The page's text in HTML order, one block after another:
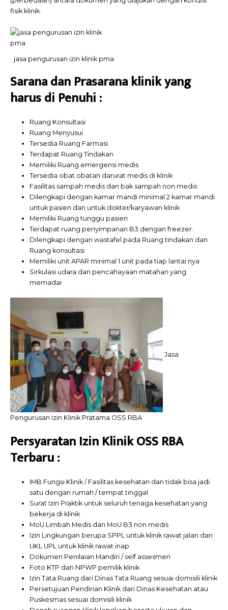
fisik klinik.
jasa pengurusan izin klinik pma
Sarana dan Prasarana klinik yang
harus di Penuhi :
Ruang Konsultasi
Ruang Menyusui
Tersedia Ruang Farmasi
Terdapat Ruang Tindakan
Memiliki Ruang emergensi medis
Tersedia obat obatan darurat medis di klinik
Fasilitas sampah medis dan bak sampah non medis
Dilengkapi dengan kamar mandi minimal 2 kamar mandi
untuk pasien dan untuk dokter/karyawan klinik
Memiliki Ruang tunggu pasien
Terdapat ruang penyimpanan B3 dengan freezer.
Dilengkapi dengan wastafel pada Ruang tindakan dan
Ruang konsultasi
Memiliki unit APAR minimal 1 unit pada tiap lantai nya
Sirkulasi udara dan pencahayaan matahari yang
memadai
Jasa
Pengurusan Izin Klinik Pratama OSS RBA
Persyaratan Izin Klinik OSS RBA
Terbaru :
IMB Fungsi Klinik / Fasilitas kesehatan dan tidak bisa jadi
satu dengan rumah / tempat tinggal
Surat Izin Praktik untuk seluruh tenaga kesehatan yang
bekerja di klinik
MoU Limbah Medis dan MoU B3 non medis
Izin Lingkungan berupa SPPL untuk klinik rawat jalan dan
UKL UPL untuk klinik rawat inap
Dokumen Penilaian Mandiri / self assesmen
Foto KTP dan NPWP pemilik klinik
Izin Tata Ruang dari Dinas Tata Ruang sesuai domisili klinik
Persetujuan Pendirian Klinik dari Dinas Kesehatan atau
Puskesmas sesuai domisili klinik